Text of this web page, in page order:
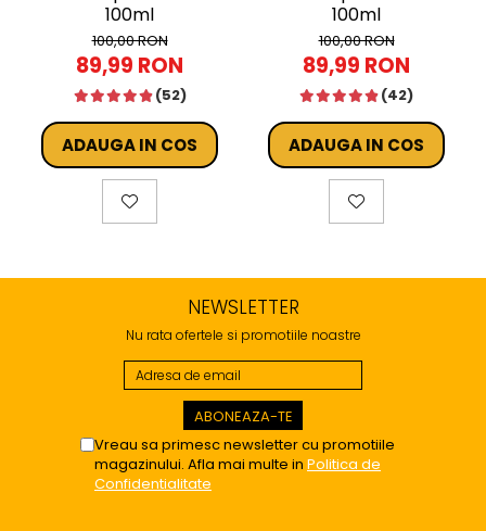
100ml
100,00 RON
89,99 RON
(52)
ADAUGA IN COS
100ml
100,00 RON
89,99 RON
(42)
ADAUGA IN COS
NEWSLETTER
Nu rata ofertele si promotiile noastre
Vreau sa primesc newsletter cu promotiile
magazinului. Afla mai multe in Politica de
Confidentialitate